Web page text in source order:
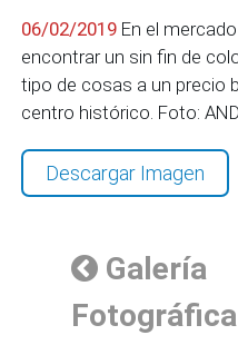
06/02/2019 En el
encontrar un sin fin de
tipo de cosas a un precio
centro histórico. Foto:
Descargar Imagen
Galería
Fotográfica